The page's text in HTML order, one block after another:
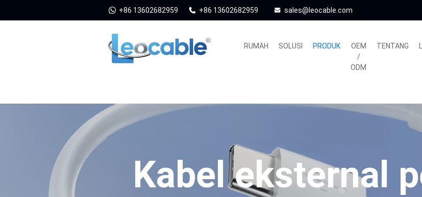
+86 13602682959 +86 13602682959 sales@leocable.com
RUMAH SOLUSI PRODUK
OEM
/
ODM
TENTANG
Kabel eksternal